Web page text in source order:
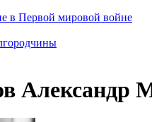
в Первой мировой войне
Александр